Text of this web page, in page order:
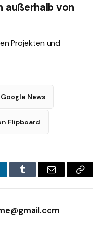
außerhalb von
Projekten und
News
Flipboard
Tumblr Email
Copy